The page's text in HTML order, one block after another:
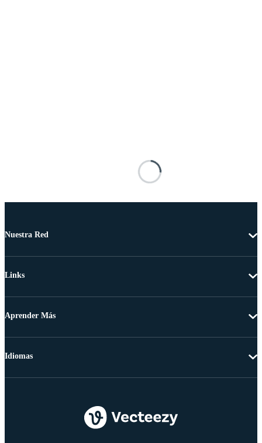
Nuestra Red
Links
Aprender Más
Idiomas